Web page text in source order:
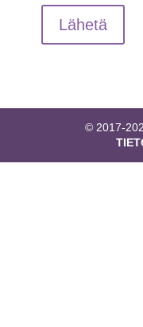
Lähetä
© 2017-